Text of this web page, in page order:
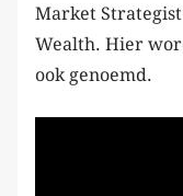
Market
Wealth. Hier
ook genoemd.